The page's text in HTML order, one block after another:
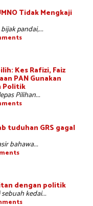
Tidak Mengkaji
pandai,...
Kes Rafizi, Faiz
PAN Gunakan
Politik
Pilihan...
tuduhan GRS gagal
bahawa...
dengan politik
kedai...